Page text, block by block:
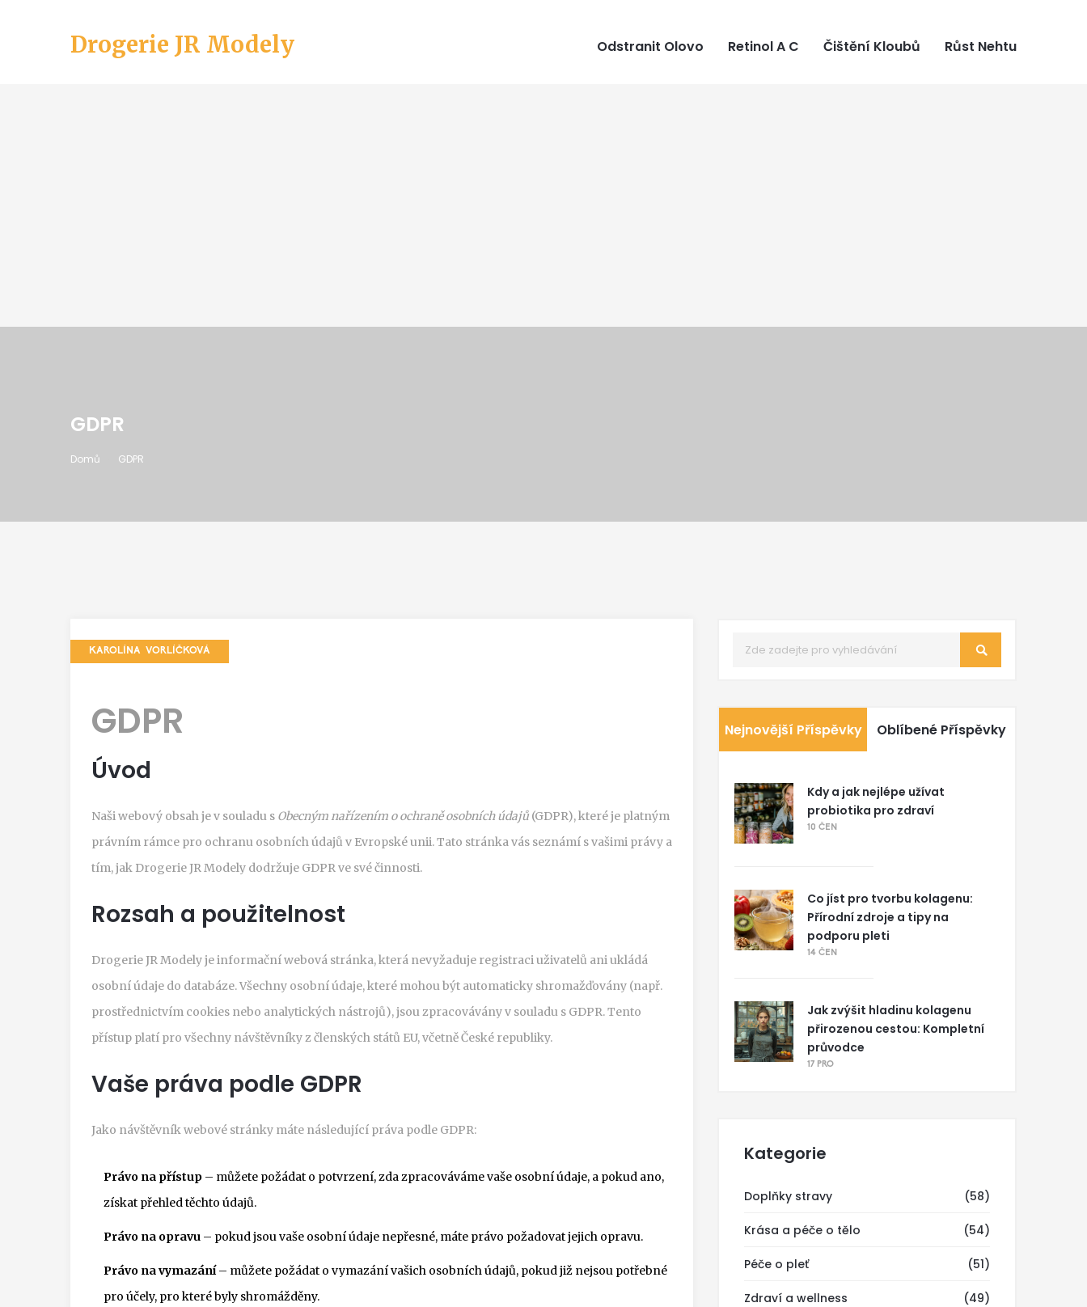
Drogerie JR Modely Odstranit Olovo Retinol A C Čištění Kloubů Růst Nehtu
GDPR
Domů GDPR
KAROLÍNA VORLÍČKOVÁ
GDPR
Úvod
Naši webový obsah je v souladu s Obecným nařízením o ochraně osobních údajů (GDPR), které je platným
právním rámce pro ochranu osobních údajů v Evropské unii. Tato stránka vás seznámí s vašimi právy a
tím, jak Drogerie JR Modely dodržuje GDPR ve své činnosti.
Rozsah a použitelnost
Drogerie JR Modely je informační webová stránka, která nevyžaduje registraci uživatelů ani ukládá
osobní údaje do databáze. Všechny osobní údaje, které mohou být automaticky shromažďovány (např.
prostřednictvím cookies nebo analytických nástrojů), jsou zpracovávány v souladu s GDPR. Tento
přístup platí pro všechny návštěvníky z členských států EU, včetně České republiky.
Vaše práva podle GDPR
Jako návštěvník webové stránky máte následující práva podle GDPR:
Právo na přístup – můžete požádat o potvrzení, zda zpracováváme vaše osobní údaje, a pokud ano,
získat přehled těchto údajů.
Právo na opravu – pokud jsou vaše osobní údaje nepřesné, máte právo požadovat jejich opravu.
Právo na vymazání– můžete požádat o vymazání vašich osobních údajů, pokud již nejsou potřebné
pro účely, pro které byly shromážděny.
Nejnovější Příspěvky Oblíbené Příspěvky
Kdy a jak nejlépe užívat
probiotika pro zdraví
10 ČEN
Co jíst pro tvorbu kolagenu:
Přírodní zdroje a tipy na
podporu pleti
14 ČEN
Jak zvýšit hladinu kolagenu
přirozenou cestou: Kompletní
průvodce
17 PRO
Kategorie
Doplňky stravy (58)
Krása a péče o tělo (54)
Péče o pleť (51)
Zdraví a wellness (49)